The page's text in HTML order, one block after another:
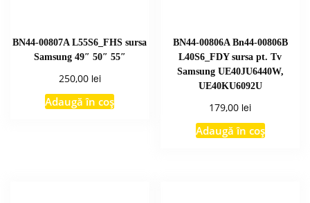
BN44-00807A L55S6_FHS sursa
Samsung 49″ 50″ 55″
250,00 lei
Adaugă în coș
BN44-00806A Bn44-00806B
L40S6_FDY sursa pt. Tv
Samsung UE40JU6440W,
UE40KU6092U
179,00 lei
Adaugă în coș